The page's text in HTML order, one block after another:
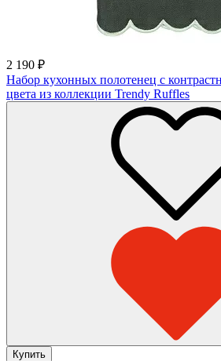
2 190 ₽
Набор кухонных полотенец с
цвета из коллекции Trendy Ruffles
Купить